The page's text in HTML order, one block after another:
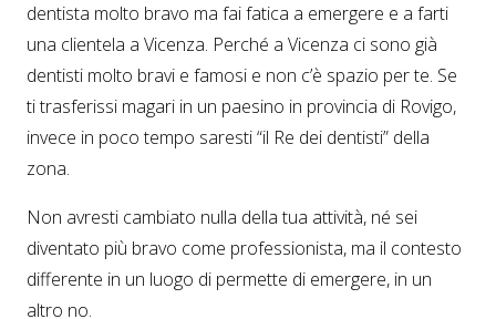
dentista molto bravo ma fai fatica a emergere e a farti
una clientela a Vicenza. Perché a Vicenza ci sono già
dentisti molto bravi e famosi e non c’è spazio per te. Se
ti trasferissi magari in un paesino in provincia di Rovigo,
invece in poco tempo saresti “il Re dei dentisti” della
zona.
Non avresti cambiato nulla della tua attività, né sei
diventato più bravo come professionista, ma il contesto
differente in un luogo di permette di emergere, in un
altro no.